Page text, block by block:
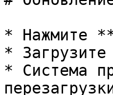
* Нажмите
* Загрузите
* Система